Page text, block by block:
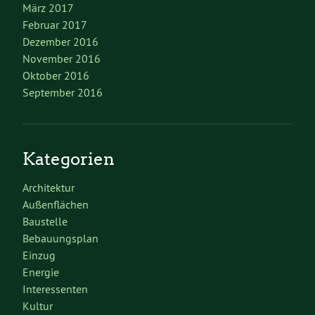
März 2017
Februar 2017
Dezember 2016
November 2016
Oktober 2016
September 2016
Kategorien
Architektur
Außenflächen
Baustelle
Bebauungsplan
Einzug
Energie
Interessenten
Kultur